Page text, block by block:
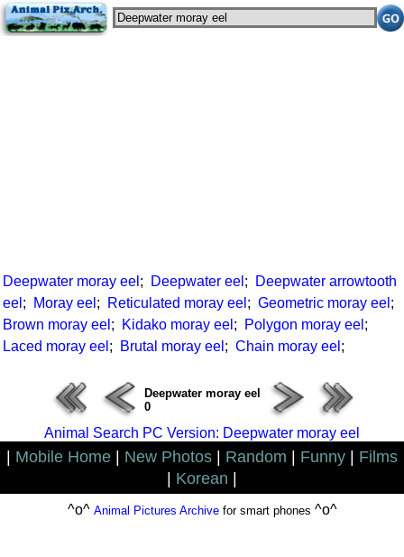
Deepwater moray eel ; Deepwater eel ;
Deepwater arrowtooth
eel ; Moray eel ; Reticulated moray eel ; Geometric moray eel ;
Brown moray eel ; Kidako moray eel ; Polygon moray eel ;
Laced moray eel ; Brutal moray eel ; Chain moray eel ;
Deepwater moray eel
0
Animal Search PC Version: Deepwater moray eel
Mobile Home New Photos Random Funny
Films
Korean
^o^ Animal Pictures Archivefor smart phones ^o^